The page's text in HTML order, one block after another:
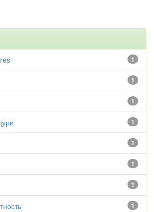
1
1
1
1
1
1
1
1